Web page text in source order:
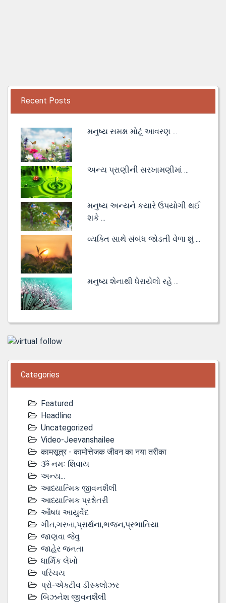
Recent Posts
મનુષ્ય સમક્ષ મોટૂં આવરણ ...
અન્ય પ્રાણીની સરખામણીમાં ...
મનુષ્ય અન્યને કયારે ઉપયોગી થઈ
શકે ...
વ્યક્તિ સાથે સંબંધ જોડતી વેળા શું ...
મનુષ્ય શેનાથી ધેરાયેલો રહે ...
Categories
Featured
Headline
Uncategorized
Video-Jeevanshailee
कामसूत्र - कामोत्तेजक जीवन का नया तरीका
ૐ નમઃ શિવાય
અન્ય...
આધ્યાત્મિક જીવનશૈલી
આધ્યાત્મિક પ્રશ્નોતરી
ઔષધ આયુર્વેદ
ગીત,ગરબા,પ્રાર્થના,ભજન,પ્રભાતિયા
જાણવા જેવુ
જાહેર જનતા
ધાર્મિક લેખો
પરિચય
પ્રો-એક્ટીવ ડીસ્‍ક્લોઝર
બિઝનેશ જીવનશૈલી